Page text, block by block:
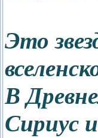
Это
В
Сириус